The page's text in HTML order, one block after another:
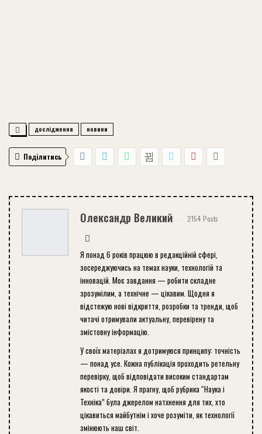
дослідження новини
Поділитись
Олександр Великий 2154 Posts
Я понад 6 років працюю в редакційній сфері,
зосереджуючись на темах науки, технологій та
інновацій. Моє завдання — робити складне
зрозумілим, а технічне — цікавим. Щодня я
відстежую нові відкриття, розробки та тренди, щоб
читачі отримували актуальну, перевірену та
змістовну інформацію.
У своїх матеріалах я дотримуюся принципу: точність
— понад усе. Кожна публікація проходить ретельну
перевірку, щоб відповідати високим стандартам
якості та довіри. Я прагну, щоб рубрика “Наука і
Техніка” була джерелом натхнення для тих, хто
цікавиться майбутнім і хоче розуміти, як технології
змінюють наш світ.